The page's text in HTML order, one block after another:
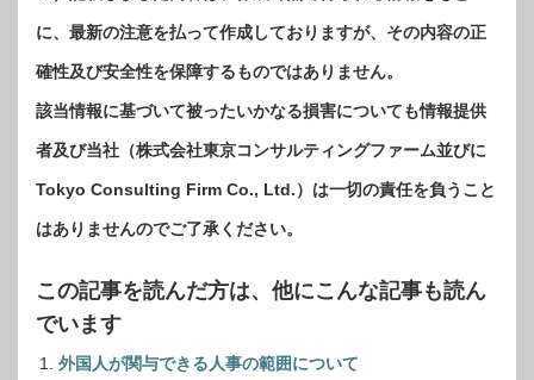
に、最新の注意を払って作成しておりますが、その内容の正
確性及び安全性を保障するものではありません。
該当情報に基づいて被ったいかなる損害についても情報提供
者及び当社（株式会社東京コンサルティングファーム並びに
Tokyo Consulting Firm Co., Ltd.）は一切の責任を負うこと
はありませんのでご了承ください。
この記事を読んだ方は、他にこんな記事も読ん
でいます
外国人が関与できる人事の範囲について